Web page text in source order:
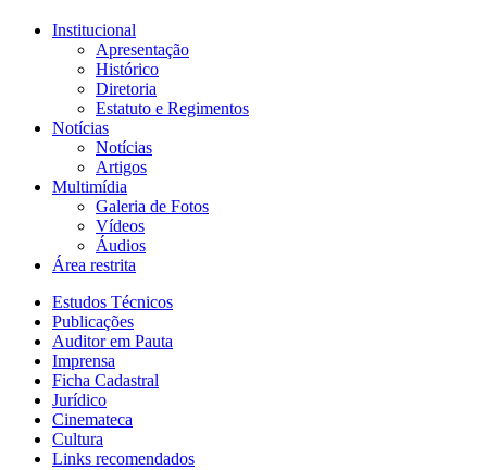
Institucional
Apresentação
Histórico
Diretoria
Estatuto e Regimentos
Notícias
Notícias
Artigos
Multimídia
Galeria de Fotos
Vídeos
Áudios
Área restrita
Estudos Técnicos
Publicações
Auditor em Pauta
Imprensa
Ficha Cadastral
Jurídico
Cinemateca
Cultura
Links recomendados